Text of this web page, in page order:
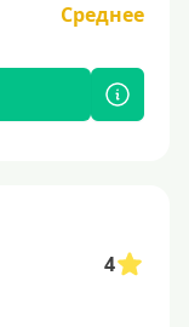
Среднее
4